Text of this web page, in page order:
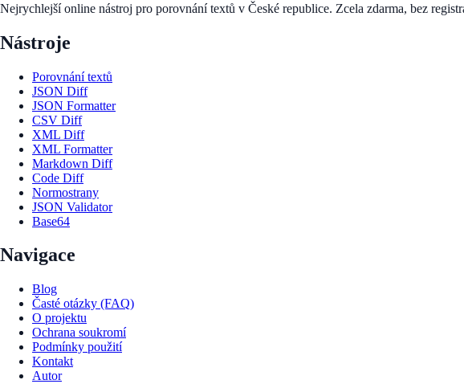
Nejrychlejší online nástroj pro porovnání textů v České republice. Zcela zdarma, bez
Nástroje
Porovnání textů
JSON Diff
JSON Formatter
CSV Diff
XML Diff
XML Formatter
Markdown Diff
Code Diff
Normostrany
JSON Validator
Base64
Navigace
Blog
Časté otázky (FAQ)
O projektu
Ochrana soukromí
Podmínky použití
Kontakt
Autor